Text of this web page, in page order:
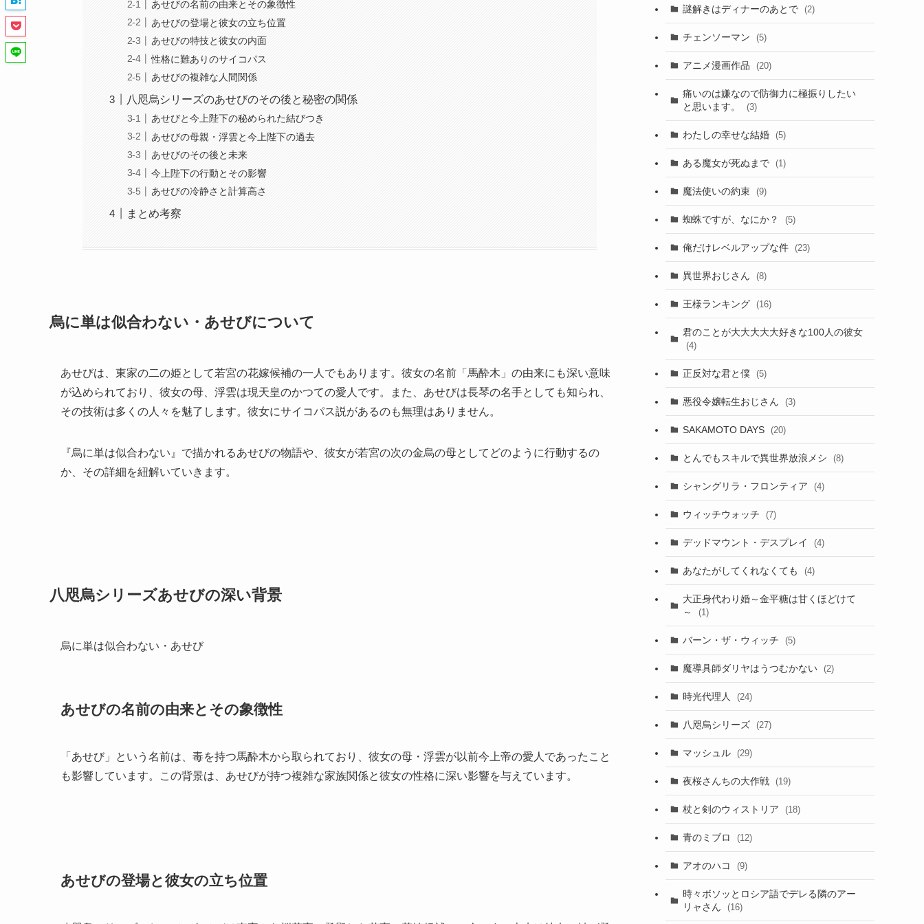
あせびの名前の由来とその象徴性
あせびの登場と彼女の立ち位置
あせびの特技と彼女の内面
性格に難ありのサイコパス
あせびの複雑な人間関係
八咫烏シリーズのあせびのその後と秘密の関係
あせびと今上陛下の秘められた結びつき
あせびの母親・浮雲と今上陛下の過去
あせびのその後と未来
今上陛下の行動とその影響
あせびの冷静さと計算高さ
まとめ考察
烏に単は似合わない・あせびについて
あせびは、東家の二の姫として若宮の花嫁候補の一人でもあります。彼女の名前「馬酔木」の由来にも深い意味
が込められており、彼女の母、浮雲は現天皇のかつての愛人です。また、あせびは長琴の名手としても知られ、
その技術は多くの人々を魅了します。彼女にサイコパス説があるのも無理はありません。
『烏に単は似合わない』で描かれるあせびの物語や、彼女が若宮の次の金烏の母としてどのように行動するの
か、その詳細を紐解いていきます。
八咫烏シリーズあせびの深い背景
烏に単は似合わない・あせび
あせびの名前の由来とその象徴性
「あせび」という名前は、毒を持つ馬酔木から取られており、彼女の母・浮雲が以前今上帝の愛人であったこと
も影響しています。この背景は、あせびが持つ複雑な家族関係と彼女の性格に深い影響を与えています。
あせびの登場と彼女の立ち位置
謎解きはディナーのあとで (2)
チェンソーマン (5)
アニメ漫画作品 (20)
痛いのは嫌なので防御力に極振りしたい
と思います。
(3)
わたしの幸せな結婚 (5)
ある魔女が死ぬまで (1)
魔法使いの約束 (9)
蜘蛛ですが、なにか？ (5)
俺だけレベルアップな件 (23)
異世界おじさん (8)
王様ランキング (16)
君のことが大大大大大好きな100人の彼女
(4)
正反対な君と僕 (5)
悪役令嬢転生おじさん (3)
SAKAMOTO DAYS (20)
とんでもスキルで異世界放浪メシ (8)
シャングリラ・フロンティア (4)
ウィッチウォッチ (7)
デッドマウント・デスプレイ (4)
あなたがしてくれなくても (4)
大正身代わり婚～金平糖は甘くほどけて
～
(1)
バーン・ザ・ウィッチ (5)
魔導具師ダリヤはうつむかない (2)
時光代理人 (24)
八咫烏シリーズ (27)
マッシュル (29)
夜桜さんちの大作戦 (19)
杖と剣のウィストリア (18)
青のミブロ (12)
アオのハコ (9)
時々ボソッとロシア語でデレる隣のアー
リャさん
(16)